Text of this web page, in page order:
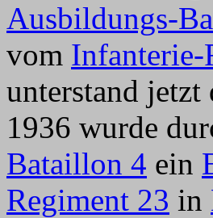
Ausbildungs-
vom Infanterie-
unterstand jetzt
1936 wurde
Bataillon 4 ein
Regiment 23 in